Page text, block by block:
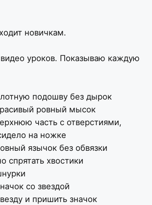
новичкам.
уроков. Показываю каждую
подошву без дырок
ровный мысок
часть с отверстиями,
на ножке
язычок без обвязки
спрятать хвостики
со звездой
и пришить значок